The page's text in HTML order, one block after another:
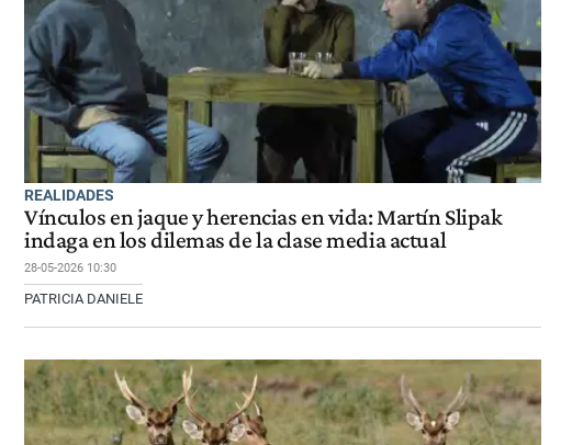
REALIDADES
Vínculos en jaque y herencias en vida: Martín Slipak
indaga en los dilemas de la clase media actual
28-05-2026 10:30
PATRICIA DANIELE